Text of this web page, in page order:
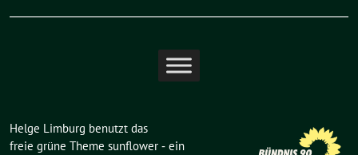
Helge Limburg benutzt das
freie grüne Theme sunflower ‐ ein